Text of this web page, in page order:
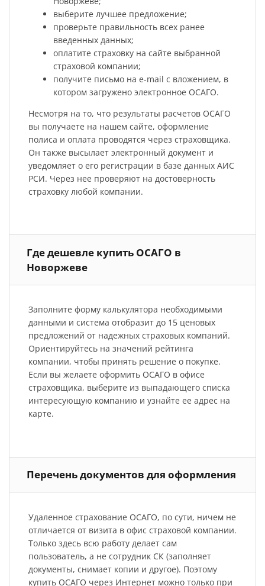
выберите лучшее предложение;
проверьте правильность всех ранее
введенных данных;
оплатите страховку на сайте выбранной
страховой компании;
получите письмо на e-mail с вложением, в
котором загружено электронное ОСАГО.
Несмотря на то, что результаты расчетов ОСАГО
вы получаете на нашем сайте, оформление
полиса и оплата проводятся через страховщика.
Он также высылает электронный документ и
уведомляет о его регистрации в базе данных АИС
РСИ. Через нее проверяют на достоверность
страховку любой компании.
Где дешевле купить ОСАГО в
Новоржеве
Заполните форму калькулятора необходимыми
данными и система отобразит до 15 ценовых
предложений от надежных страховых компаний.
Ориентируйтесь на значений рейтинга
компании, чтобы принять решение о покупке.
Если вы желаете оформить ОСАГО в офисе
страховщика, выберите из выпадающего списка
интересующую компанию и узнайте ее адрес на
карте.
Перечень документов для оформления
Удаленное страхование ОСАГО, по сути, ничем не
отличается от визита в офис страховой компании.
Только здесь всю работу делает сам
пользователь, а не сотрудник СК (заполняет
документы, снимает копии и другое). Поэтому
купить ОСАГО через Интернет можно только при